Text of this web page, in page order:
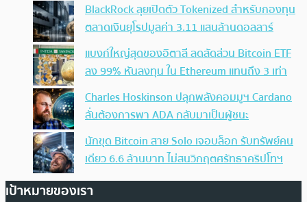
BlackRock ลุยเปิดตัว Tokenized สำหรับกองทุน
ตลาดเงินยุโรปมูลค่า 3.11 แสนล้านดอลลาร์
แบงก์ใหญ่สุดของอิตาลี ลดสัดส่วน Bitcoin ETF
ลง 99% หันลงทุน ใน Ethereum แทนถึง 3 เท่า
Charles Hoskinson ปลุกพลังคอมมูฯ Cardano
ลั่นต้องการพา ADA กลับมาเป็นผู้ชนะ
นักขุด Bitcoin สาย Solo เจอบล็อก รับทรัพย์คน
เดียว 6.6 ล้านบาท ไม่สนวิกฤตศรัทธาคริปโทฯ
เป้าหมายของเรา